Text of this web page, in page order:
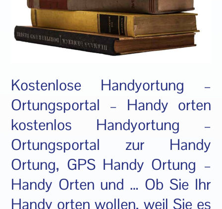
Kostenlose Handyortung –
Ortungsportal – Handy orten
kostenlos Handyortung –
Ortungsportal zur Handy
Ortung, GPS Handy Ortung –
Handy Orten und … Ob Sie Ihr
Handy orten wollen, weil Sie es